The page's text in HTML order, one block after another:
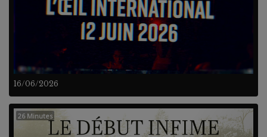
16/06/2026
26 Minutes